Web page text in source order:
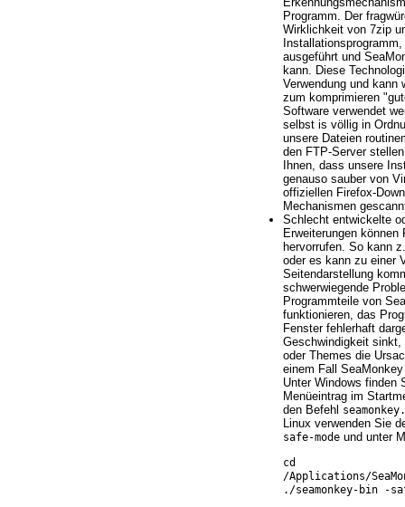
Programm. Der
Wirklichkeit von 7zip
ausgeführt und
kann. Diese
Verwendung und kann
zum komprimieren
Software verwendet
selbst is völlig in
unsere Dateien
den FTP-Server
Ihnen, dass unsere
genauso sauber von
offiziellen Firefox-
Mechanismen
Schlecht entwickelte
Erweiterungen
hervorrufen. So kann
oder es kann zu einer
Seitendarstellung
schwerwiegende
Programmteile von
funktionieren, das
Fenster fehlerhaft
Geschwindigkeit sinkt,
oder Themes die
einem Fall
Unter Windows finden
Menüeintrag im
den Befehl
Linux verwenden Sie
safe-mode und unter
cd
/Applications/
./seamonkey-bin -